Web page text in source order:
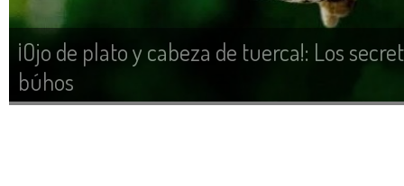
¡Ojo de plato y cabeza de tuerca!: Los
búhos